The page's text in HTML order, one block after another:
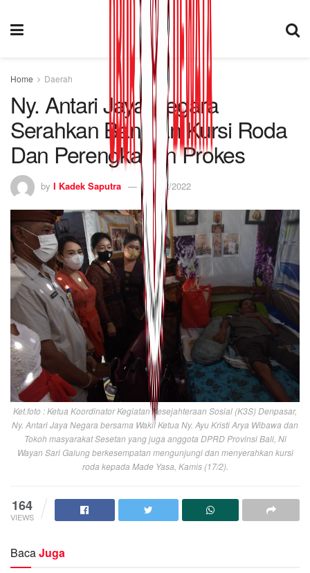
Home Daerah
Ny. Antari Jaya Negara
Serahkan Bantuan Kursi Roda
Dan Perengkapan Prokes
by I Kadek Saputra 17/02/2022
Ket.foto : Ketua Koordinator Kegiatan Kesejahteraan Sosial (K3S) Denpasar,
Ny. Antari Jaya Negara bersama Wakil Ketua Ny. Ayu Kristi Arya Wibawa dan
Tokoh masyarakat Sesetan yang juga anggota DPRD Provinsi Bali, Ni
Wayan Sari Galung berkesempatan mengunjungi dan menyerahkan kursi
roda kepada Made Yasa, Kamis (17/2).
164
VIEWS
BacaJuga